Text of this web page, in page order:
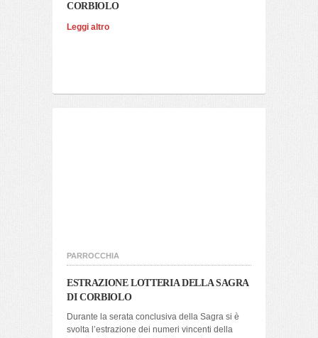
CORBIOLO
Leggi altro
PARROCCHIA
ESTRAZIONE LOTTERIA DELLA SAGRA
DI CORBIOLO
Durante la serata conclusiva della Sagra si è
svolta l’estrazione dei numeri vincenti della